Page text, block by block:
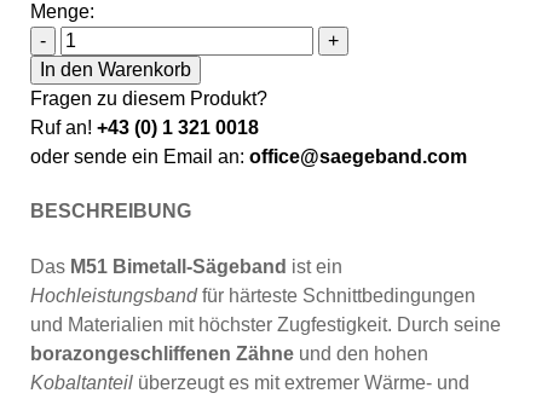
Menge:
-
Sawline M51 Bimetall Cutforce Ultra X-Treme
+
In den Warenkorb
Fragen zu diesem Produkt?
Ruf an! +43 (0) 1 321 0018
oder sende ein Email an: office@saegeband.com
BESCHREIBUNG
Das M51 Bimetall-Sägeband ist ein
Hochleistungsbandfür härteste Schnittbedingungen
und Materialien mit höchster Zugfestigkeit. Durch seine
borazongeschliffenen Zähne und den hohen
Kobaltanteil überzeugt es mit extremer Wärme- und